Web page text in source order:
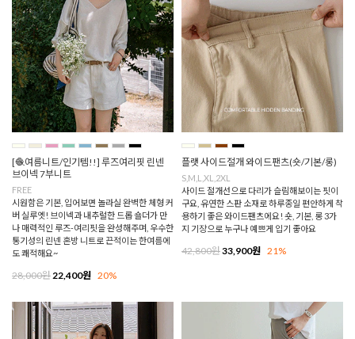
[🧶여름니트/인기템!!] 루즈여리핏 린넨
브이넥 7부니트
FREE
시원함은 기본, 입어보면 놀라실 완벽한 체형 커
버 실루엣! 브이넥과 내추럴한 드롭 숄더가 만
나 매력적인 루즈-여리핏을 완성해주며, 우수한
통기성의 린넨 혼방 니트로 끈적이는 한여름에
도 쾌적해요~
28,000원 22,400원 20%
플랫 사이드절개 와이드팬츠(숏/기본/롱)
S,M,L,XL,2XL
사이드 절개선으로 다리가 슬림해보이는 핏이
구요, 유연한 스판 소재로 하루종일 편안하게 착
용하기 좋은 와이드팬츠에요! 숏, 기본, 롱 3가
지 기장으로 누구나 예쁘게 입기 좋아요
42,800원33,900원 21%